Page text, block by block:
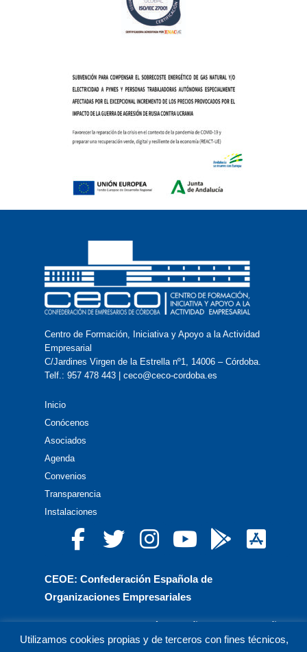
Centro de Formación, Iniciativa y Apoyo a la Actividad
Empresarial
C/Jardines Virgen de la Estrella nº1, 14006 – Córdoba.
Telf.: 957 478 443 | ceco@ceco-cordoba.es
Inicio
Conócenos
Asociados
Agenda
Convenios
Transparencia
Instalaciones
CEOE: Confederación Española de
Organizaciones Empresariales
CEPYME: Confederación Española de la Pequeña
y Mediana Empresa
Utilizamos cookies propias y de terceros con fines técnicos,